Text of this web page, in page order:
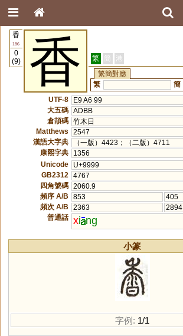
香
186
0
(9)
香 繁 簡 港
繁簡對應
繁
簡
UTF-8
E9 A6 99
大五碼 ADBB
倉頡碼 竹木日
Matthews
2547
漢語大字典
（一版）4423；（二版）4711
康熙字典
1356
Unicode
U+9999
GB2312
4767
四角號碼 2060.9
頻序 A/B
853
405
頻次 A/B
2363
2894
普通話 xi ng
小篆
字例: 1/1